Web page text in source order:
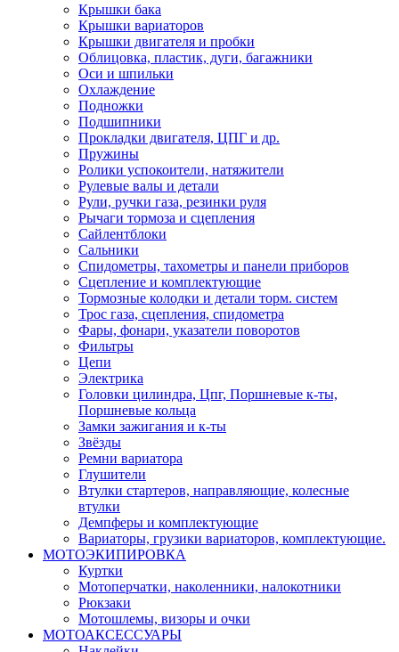
Крышки бака
Крышки вариаторов
Крышки двигателя и пробки
Облицовка, пластик, дуги, багажники
Оси и шпильки
Охлаждение
Подножки
Подшипники
Прокладки двигателя, ЦПГ и др.
Пружины
Ролики успокоители, натяжители
Рулевые валы и детали
Рули, ручки газа, резинки руля
Рычаги тормоза и сцепления
Сайлентблоки
Сальники
Спидометры, тахометры и панели приборов
Сцепление и комплектующие
Тормозные колодки и детали торм. систем
Трос газа, сцепления, спидометра
Фары, фонари, указатели поворотов
Фильтры
Цепи
Электрика
Головки цилиндра, Цпг, Поршневые к-ты,
Поршневые кольца
Замки зажигания и к-ты
Звёзды
Ремни вариатора
Глушители
Втулки стартеров, направляющие, колесные
втулки
Демпферы и комплектующие
Вариаторы, грузики вариаторов, комплектующие.
МОТОЭКИПИРОВКА
Куртки
Мотоперчатки, наколенники, налокотники
Рюкзаки
Мотошлемы, визоры и очки
МОТОАКСЕССУАРЫ